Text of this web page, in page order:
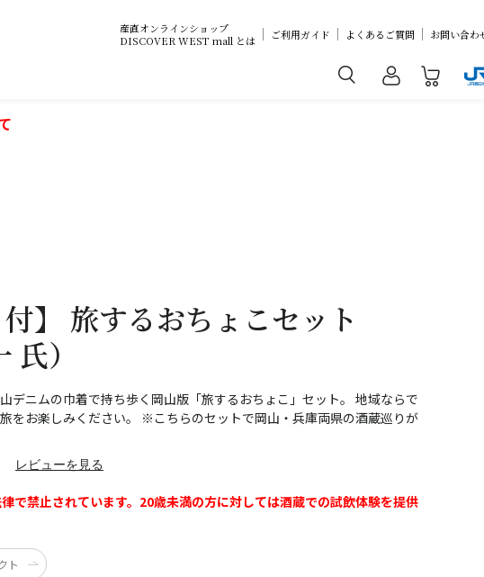
産直オンラインショップ
DISCOVER WEST mall とは
ご利用ガイド よくあるご質問 お問い合わ
デニムの巾着で持ち歩く岡山版「旅するおちょこ」セット。 地域ならで
をお楽しみください。 ※こちらのセットで岡山・兵庫両県の酒蔵巡りが
レビューを見る
で禁止されています。20歳未満の方に対しては酒蔵での試飲体験を提供
付】 旅するおちょこセット
氏）
ト